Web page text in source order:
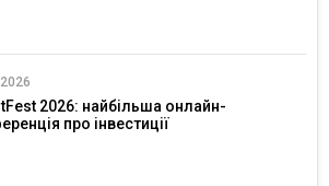
2026: найбільша онлайн-
про інвестиції